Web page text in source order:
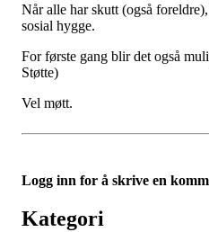
Når alle har skutt (også
sosial hygge.
For første gang blir det også
Støtte)
Vel møtt.
Logg inn for å skrive en
Kategori